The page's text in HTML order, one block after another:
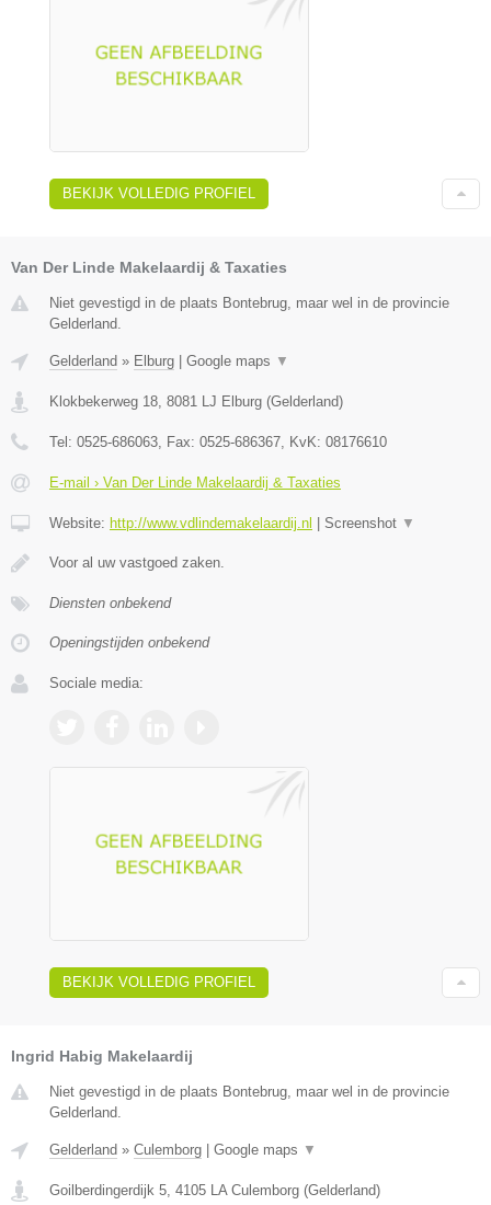
BEKIJK VOLLEDIG PROFIEL
Van Der Linde Makelaardij & Taxaties
Niet gevestigd in de plaats Bontebrug, maar wel in de provincie
Gelderland.
Gelderland » Elburg Google maps ▼
Klokbekerweg 18 8081 LJ Elburg (Gelderland)
Tel: 0525-686063 , Fax: 0525-686367 , KvK: 08176610
E-mail › Van Der Linde Makelaardij & Taxaties
Website: http://www.vdlindemakelaardij.nl Screenshot ▼
Voor al uw vastgoed zaken.
Diensten onbekend
Openingstijden onbekend
Sociale media:
BEKIJK VOLLEDIG PROFIEL
Ingrid Habig Makelaardij
Niet gevestigd in de plaats Bontebrug, maar wel in de provincie
Gelderland.
Gelderland » Culemborg | Google maps ▼
Goilberdingerdijk 5 4105 LA Culemborg (Gelderland)